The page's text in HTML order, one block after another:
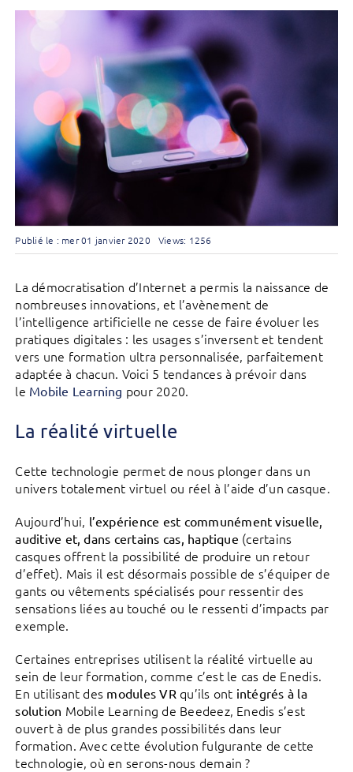
Publié le : mer 01 janvier 2020 Views: 1256
La démocratisation d’Internet a permis la naissance de
nombreuses innovations, et l’avènement de
l’intelligence artificielle ne cesse de faire évoluer les
pratiques digitales : les usages s’inversent et tendent
vers une formation ultra personnalisée, parfaitement
adaptée à chacun. Voici 5 tendances à prévoir dans
le Mobile Learning pour 2020.
La réalité virtuelle
Cette technologie permet de nous plonger dans un
univers totalement virtuel ou réel à l’aide d’un casque.
Aujourd’hui, l’expérience est communément visuelle,
auditive et, dans certains cas, haptique (certains
casques offrent la possibilité de produire un retour
d’effet). Mais il est désormais possible de s’équiper de
gants ou vêtements spécialisés pour ressentir des
sensations liées au touché ou le ressenti d’impacts par
exemple.
Certaines entreprises utilisent la réalité virtuelle au
sein de leur formation, comme c’est le cas de Enedis.
En utilisant des modules VR qu’ils ont intégrés à la
solution Mobile Learning de Beedeez, Enedis s’est
ouvert à de plus grandes possibilités dans leur
formation. Avec cette évolution fulgurante de cette
technologie, où en serons-nous demain ?